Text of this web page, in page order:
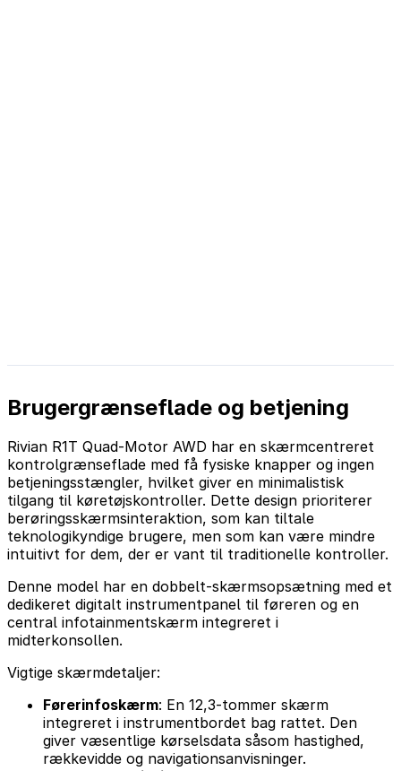
Brugergrænseflade og betjening
Rivian R1T Quad-Motor AWD har en skærmcentreret
kontrolgrænseflade med få fysiske knapper og ingen
betjeningsstængler, hvilket giver en minimalistisk
tilgang til køretøjskontroller. Dette design prioriterer
berøringsskærmsinteraktion, som kan tiltale
teknologikyndige brugere, men som kan være mindre
intuitivt for dem, der er vant til traditionelle kontroller.
Denne model har en dobbelt-skærmsopsætning med et
dedikeret digitalt instrumentpanel til føreren og en
central infotainmentskærm integreret i
midterkonsollen.
Vigtige skærmdetaljer:
Førerinfoskærm: En 12,3-tommer skærm
integreret i instrumentbordet bag rattet. Den
giver væsentlige kørselsdata såsom hastighed,
rækkevidde og navigationsanvisninger.